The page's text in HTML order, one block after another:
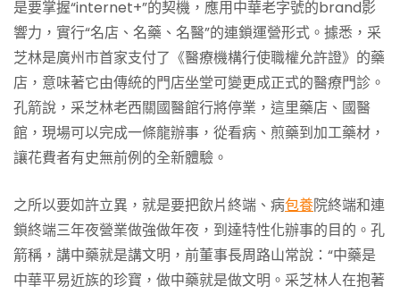
是要掌握“internet+”的契機，應用中華老字號的brand影
響力，實行“名店、名藥、名醫”的連鎖運營形式。據悉，采
芝林是廣州市首家支付了《醫療機構行使職權允許證》的藥
店，意味著它由傳統的門店坐堂可變更成正式的醫療門診。
孔箭說，采芝林老西關國醫館行將停業，這里藥店、國醫
館，現場可以完成一條龍辦事，從看病、煎藥到加工藥材，
讓花費者有史無前例的全新體驗。
之所以要如許立異，就是要把飲片終端、病包養院終端和連
鎖終端三年夜營業做強做年夜，到達特性化辦事的目的。孔
箭稱，講中藥就是講文明，前董事長周路山常說：“中藥是
中華平易近族的珍寶，做中藥就是做文明。采芝林人在抱著